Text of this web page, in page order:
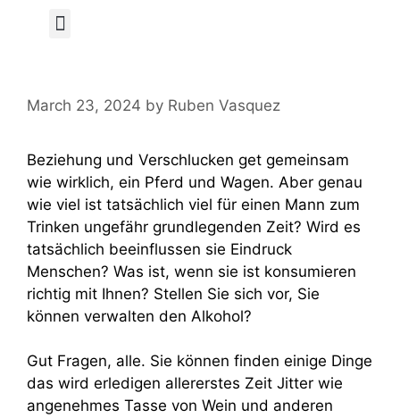
March 23, 2024 by Ruben Vasquez
Beziehung und Verschlucken get gemeinsam
wie wirklich, ein Pferd und Wagen. Aber genau
wie viel ist tatsächlich viel für einen Mann zum
Trinken ungefähr grundlegenden Zeit? Wird es
tatsächlich beeinflussen sie Eindruck
Menschen? Was ist, wenn sie ist konsumieren
richtig mit Ihnen? Stellen Sie sich vor, Sie
können verwalten den Alkohol?
Gut Fragen, alle. Sie können finden einige Dinge
das wird erledigen allererstes Zeit Jitter wie
angenehmes Tasse von Wein und anderen